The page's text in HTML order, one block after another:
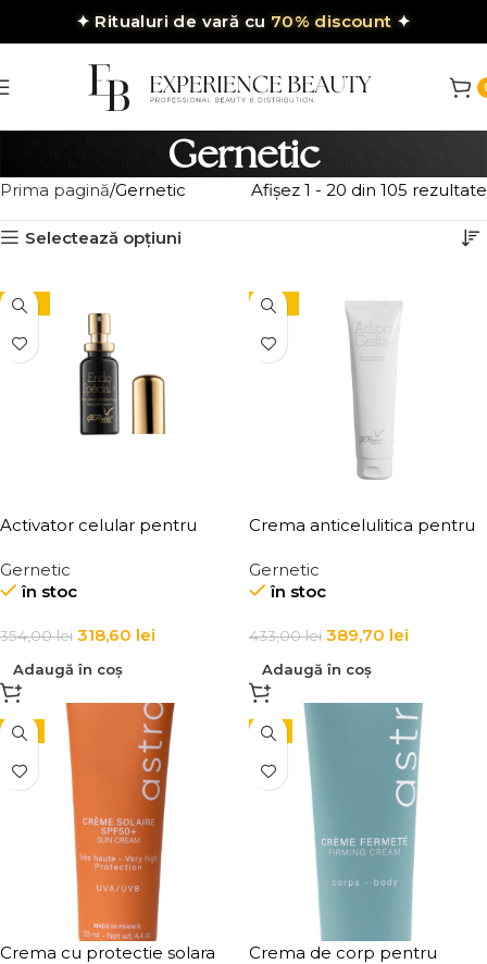
✦ Ritualuri de vară cu 70% discount ✦
Gernetic
Prima pagină Gernetic Afișez 1 - 20 din 105 rezultate
Selectează opțiuni
-10%
Activator celular pentru
tenului Endo Special +
Gernetic
în stoc
354,00lei 318,60 lei
Adaugă în coș
-10%
Crema anticelulitica pentru
Gasta
Gernetic
în stoc
433,00lei 389,70 lei
Adaugă în coș
-7%
Crema cu protectie solara
-5%
Crema de corp pentru